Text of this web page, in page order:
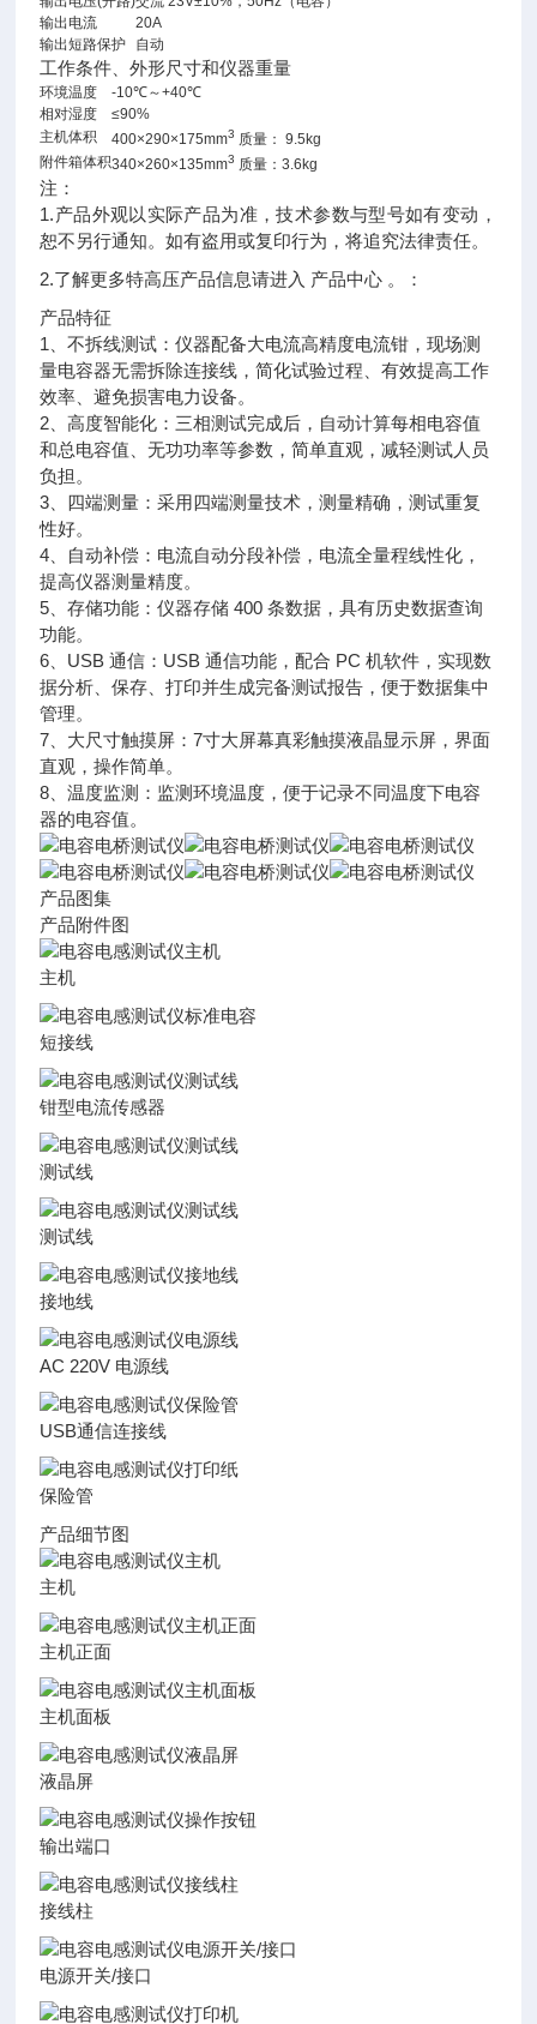
输出电流
20A
输出短路保护
自动
工作条件、外形尺寸和仪器重量
环境温度
-10℃～+40℃
相对湿度
≤90%
主机体积
400×290×175mm3 质量： 9.5kg
附件箱体积340×260×135mm3 质量：3.6kg
注：
1.产品外观以实际产品为准，技术参数与型号如有变动，
恕不另行通知。如有盗用或复印行为，将追究法律责任。
2.了解更多特高压产品信息请进入 产品中心 。：
产品特征
1、不拆线测试：仪器配备大电流高精度电流钳，现场测
量电容器无需拆除连接线，简化试验过程、有效提高工作
效率、避免损害电力设备。
2、高度智能化：三相测试完成后，自动计算每相电容值
和总电容值、无功功率等参数，简单直观，减轻测试人员
负担。
3、四端测量：采用四端测量技术，测量精确，测试重复
性好。
4、自动补偿：电流自动分段补偿，电流全量程线性化，
提高仪器测量精度。
5、存储功能：仪器存储 400 条数据，具有历史数据查询
功能。
6、USB 通信：USB 通信功能，配合 PC 机软件，实现数
据分析、保存、打印并生成完备测试报告，便于数据集中
管理。
7、大尺寸触摸屏：7寸大屏幕真彩触摸液晶显示屏，界面
直观，操作简单。
8、温度监测：监测环境温度，便于记录不同温度下电容
器的电容值。
产品图集
产品附件图
主机
短接线
钳型电流传感器
测试线
测试线
接地线
AC 220V 电源线
USB通信连接线
保险管
产品细节图
主机
主机正面
主机面板
液晶屏
输出端口
接线柱
电源开关/接口